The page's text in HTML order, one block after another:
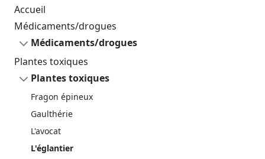
Accueil
Médicaments/drogues
Médicaments/drogues
Plantes toxiques
Plantes toxiques
Fragon épineux
Gaulthérie
L'avocat
L'églantier